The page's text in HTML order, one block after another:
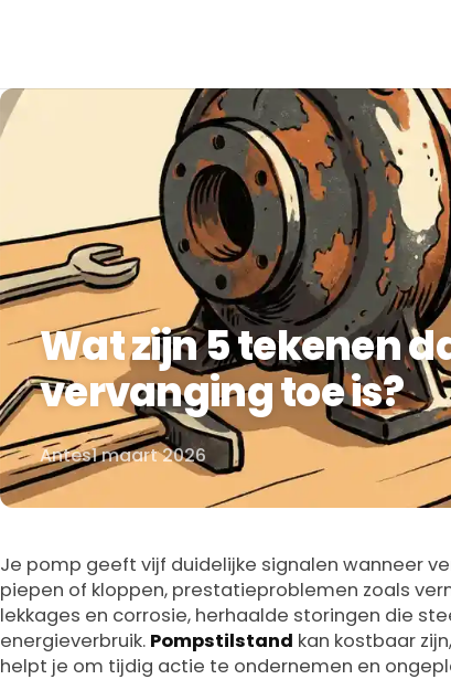
Wat zijn 5 tekenen
vervanging toe is?
Door
Antes1 maart 2026
Je pomp geeft vijf duidelijke signalen wanneer
piepen of kloppen, prestatieproblemen zoals
lekkages en corrosie, herhaalde storingen die
energieverbruik. Pompstilstand kan kostbaar
helpt je om tijdig actie te ondernemen en